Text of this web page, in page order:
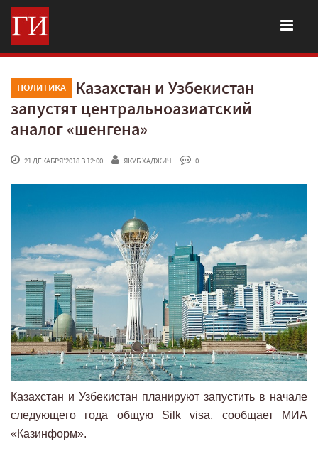
ПОЛИТИКА
Казахстан и Узбекистан
запустят центральноазиатский
аналог «шенгена»
21 ДЕКАБРЯ'2018 В 12:00 ЯКУБ ХАДЖИЧ 0
Казахстан и Узбекистан планируют запустить в начале
следующего года общую Silk visa, сообщает МИА
«Казинформ».